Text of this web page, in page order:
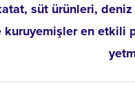
süt ürünleri,
en etkili